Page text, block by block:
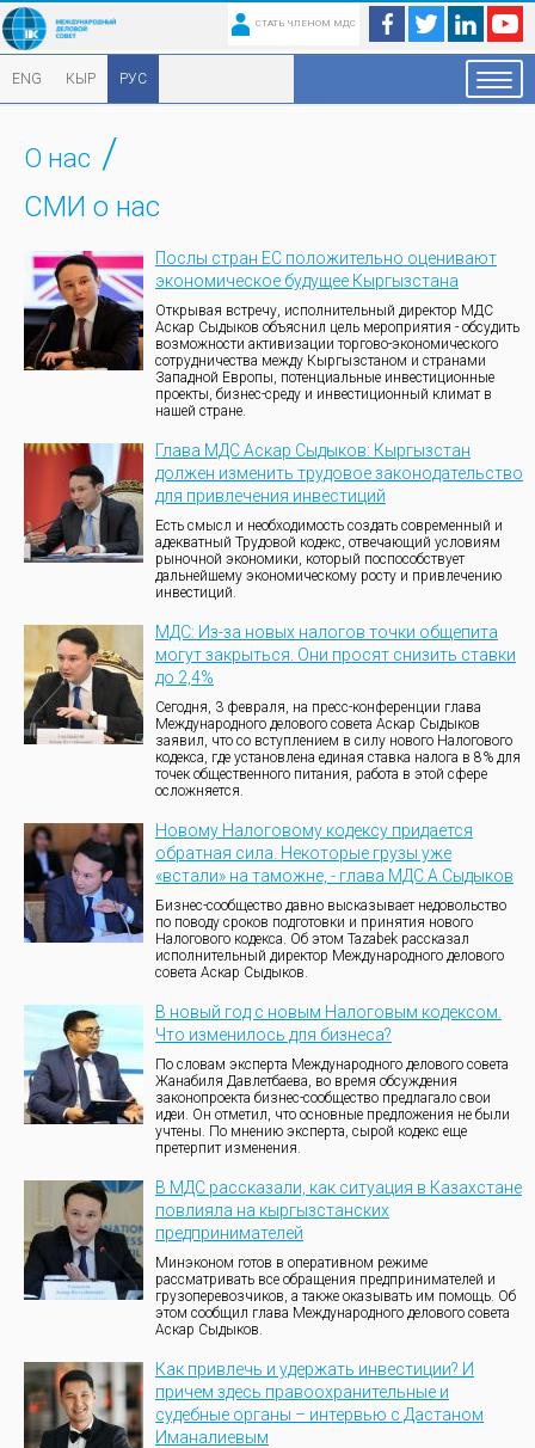
СТАТЬ ЧЛЕНОМ МДС
ENG КЫР РУС
О нас /
СМИ о нас
Послы стран ЕС положительно оценивают
экономическое будущее Кыргызстана
Открывая встречу, исполнительный директор МДС
Аскар Сыдыков объяснил цель мероприятия - обсудить
возможности активизации торгово-экономического
сотрудничества между Кыргызстаном и странами
Западной Европы, потенциальные инвестиционные
проекты, бизнес-среду и инвестиционный климат в
нашей стране.
Глава МДС Аскар Сыдыков: Кыргызстан
должен изменить трудовое законодательство
для привлечения инвестиций
Есть смысл и необходимость создать современный и
адекватный Трудовой кодекс, отвечающий условиям
рыночной экономики, который поспособствует
дальнейшему экономическому росту и привлечению
инвестиций.
МДС: Из-за новых налогов точки общепита
могут закрыться. Они просят снизить ставки
до 2,4%
Сегодня, 3 февраля, на пресс-конференции глава
Международного делового совета Аскар Сыдыков
заявил, что со вступлением в силу нового Налогового
кодекса, где установлена единая ставка налога в 8% для
точек общественного питания, работа в этой сфере
осложняется.
Новому Налоговому кодексу придается
обратная сила. Некоторые грузы уже
«встали» на таможне, - глава МДС А.Сыдыков
Бизнес-сообщество давно высказывает недовольство
по поводу сроков подготовки и принятия нового
Налогового кодекса. Об этом Tazabek рассказал
исполнительный директор Международного делового
совета Аскар Сыдыков.
В новый год с новым Налоговым кодексом.
Что изменилось для бизнеса?
По словам эксперта Международного делового совета
Жанабиля Давлетбаева, во время обсуждения
законопроекта бизнес-сообщество предлагало свои
идеи. Он отметил, что основные предложения не были
учтены. По мнению эксперта, сырой кодекс еще
претерпит изменения.
В МДС рассказали, как ситуация в Казахстане
повлияла на кыргызстанских
предпринимателей
Минэконом готов в оперативном режиме
рассматривать все обращения предпринимателей и
грузоперевозчиков, а также оказывать им помощь. Об
этом сообщил глава Международного делового совета
Аскар Сыдыков.
Как привлечь и удержать инвестиции? И
причем здесь правоохранительные и
судебные органы – интервью с Дастаном
Иманалиевым